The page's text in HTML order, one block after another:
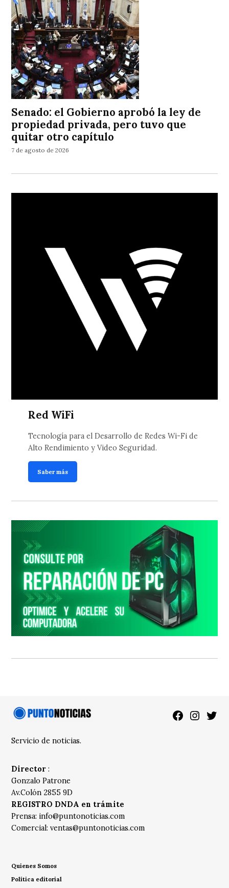
Senado: el Gobierno aprobó la ley de
propiedad privada, pero tuvo que
quitar otro capítulo
7 de agosto de 2026
Red WiFi
Tecnología para el Desarrollo de Redes Wi-Fi de
Alto Rendimiento y Video Seguridad.
Saber más
Facebook
Servicio de noticias.
Director :
Gonzalo Patrone
Av.Colón 2855 9D
REGISTRO DNDA en trámite
Prensa: info@puntonoticias.com
Comercial:ventas@puntonoticias.com
Quienes Somos
Política editorial